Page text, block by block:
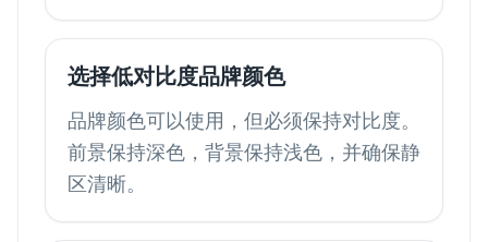
选择低对比度品牌颜色
品牌颜色可以使用，但必须保持对比度。
前景保持深色，背景保持浅色，并确保静
区清晰。